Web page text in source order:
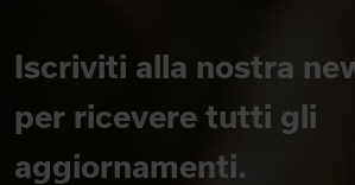
Iscriviti alla nostra
per ricevere tutti gli
aggiornamenti.